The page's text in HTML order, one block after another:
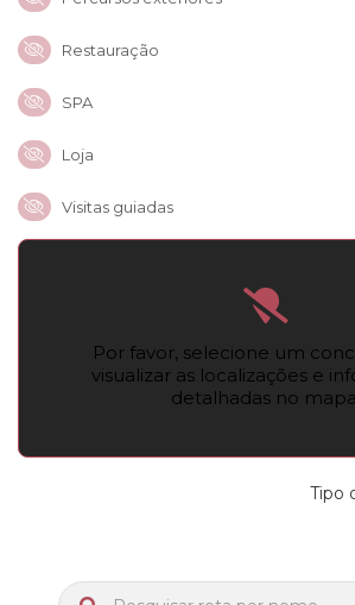
Restauração
SPA
Loja
Visitas guiadas
Por favor, selecione um
visualizar as localizações e
detalhadas no
Tipo